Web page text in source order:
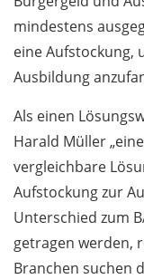
mindestens
eine Aufstockung,
Ausbildung
Als einen
Harald Müller
vergleichbare
Aufstockung zur
Unterschied zum
getragen werden,
Branchen suchen